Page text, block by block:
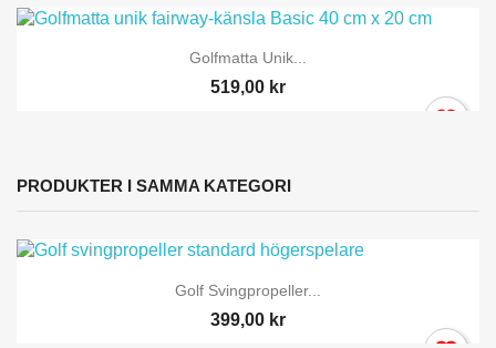
Golfmatta Unik...
519,00 kr
PRODUKTER I SAMMA KATEGORI
Golf Svingpropeller...
399,00 kr